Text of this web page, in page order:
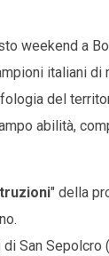
weekend a
italiani di
del
abilità,
" della
San Sepolcro